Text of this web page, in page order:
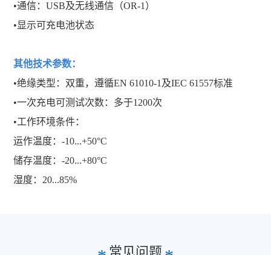
•通信：USB及无线通信（OR-1）
•显示可充电池状态
其他技术参数：
•绝缘类型：双重，遵循EN 61010-1及IEC 61557标准
•一次充电可测试次数：多于1200次
•工作环境条件：
运作温度：-10...+50°C
储存温度：-20...+80°C
湿度：20...85%
常见问题